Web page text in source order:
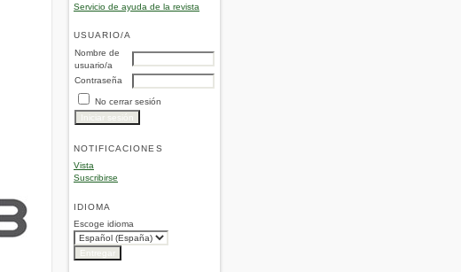
Servicio de ayuda de la revista
USUARIO/A
Nombre de
usuario/a
Contraseña
No cerrar sesión
NOTIFICACIONES
Vista
Suscribirse
IDIOMA
Escoge idioma